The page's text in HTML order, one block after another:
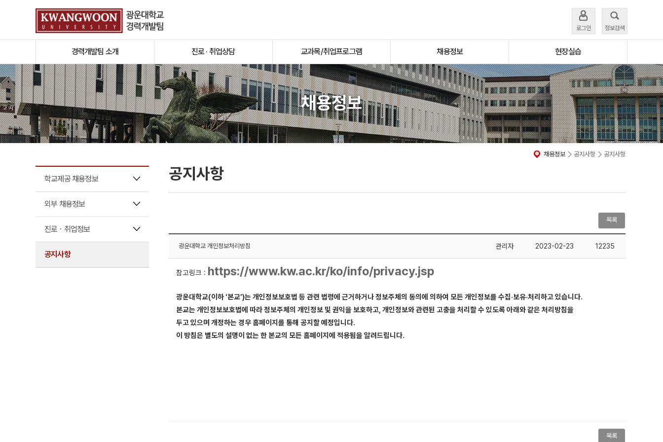
로그인 정보검색
경력개발팀 소개 진로 · 취업상담 교과목/취업프로그램 채용정보 현장실습
채용정보
학교제공 채용정보
외부 채용정보
진로ㆍ취업정보
공지사항
채용정보 공지사항 공지사항
공지사항
목록
광운대학교 개인정보처리방침 관리자 2023-02-23 12235
참고링크 : https://www.kw.ac.kr/ko/info/privacy.jsp
광운대학교(이하 ‘본교’)는 개인정보보호법 등 관련 법령에 근거하거나 정보주체의 동의에 의하여 모든 개인정보를 수집·보유·처리하고 있습니다.
본교는 개인정보보호법에 따라 정보주체의 개인정보 및 권익을 보호하고, 개인정보와 관련된 고충을 처리할 수 있도록 아래와 같은 처리방침을
두고 있으며 개정하는 경우 홈페이지를 통해 공지할 예정입니다.
이 방침은 별도의 설명이 없는 한 본교의 모든 홈페이지에 적용됨을 알려드립니다.
목록